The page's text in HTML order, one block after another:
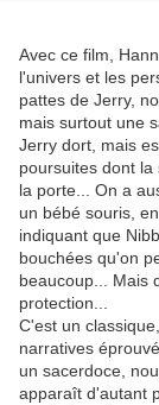
Avec ce film,
l'univers et les
pattes de Jerry,
mais surtout une
Jerry dort, mais
poursuites dont la
la porte... On a
un bébé souris,
indiquant que
bouchées qu'on
beaucoup... Mais
protection...
C'est un
narratives
un sacerdoce,
apparaît d'autant